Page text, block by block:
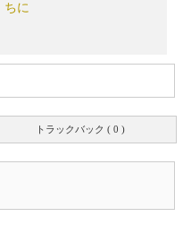
ちに
トラックバック ( 0 )